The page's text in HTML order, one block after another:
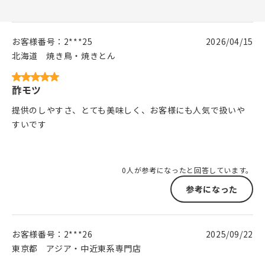
お客様番号： 2***25
北海道
焼き鳥・焼きとん
2026/04/15
酢モツ
提供のしやすさ、とても美味しく、お客様にも人気で扱いや
すいです
0人が参考になったと回答しています。
参考になった
お客様番号： 2***26
東京都
アジア・中近東系専門店
2025/09/22